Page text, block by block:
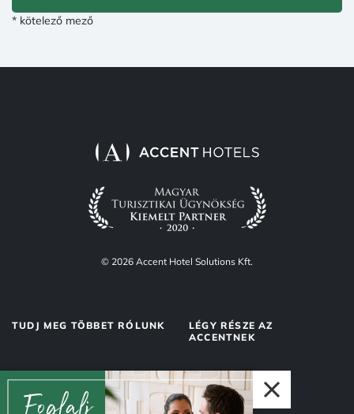
* kötelező mező
© 2026 Accent Hotel Solutions Kft.
TUDJ MEG TÖBBET RÓLUNK
Rólunk
Adatvédelem
LÉGY RÉSZE AZ
ACCENTNEK
Accent Market